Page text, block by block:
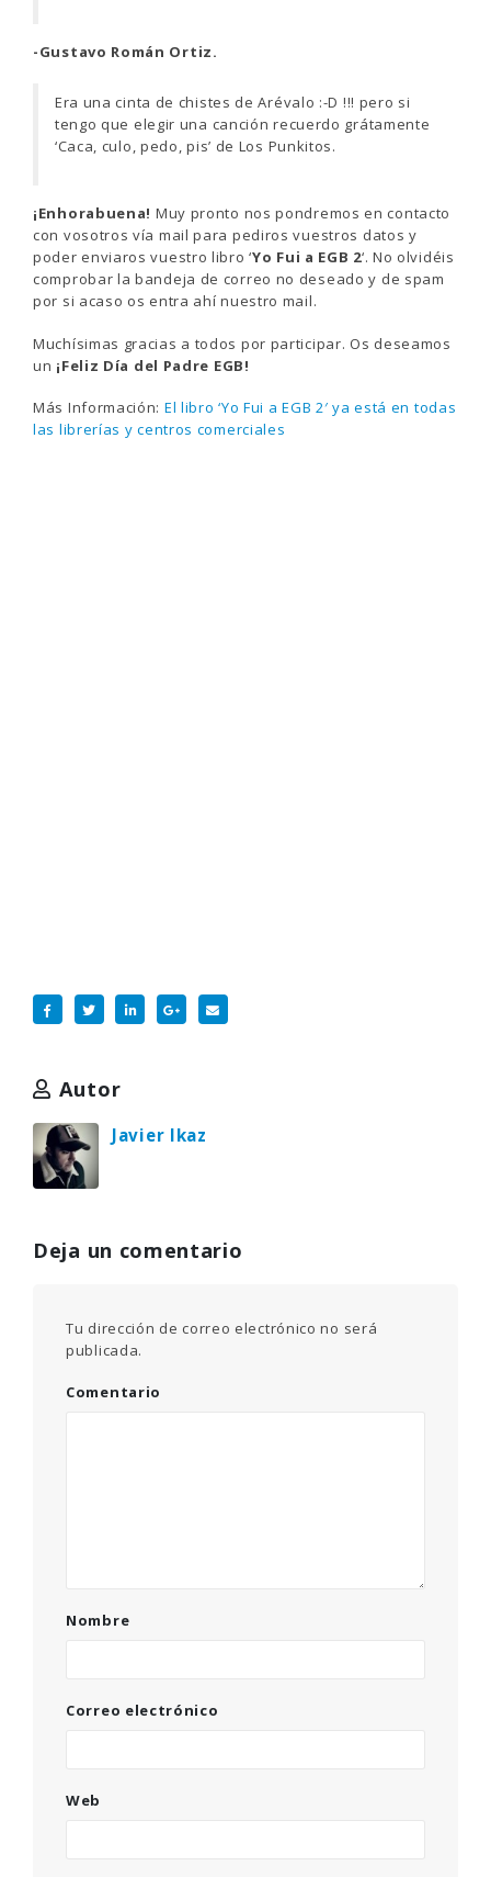
-Gustavo Román Ortiz.
Era una cinta de chistes de Arévalo :-D !!! pero si
tengo que elegir una canción recuerdo grátamente
‘Caca, culo, pedo, pis’ de Los Punkitos.
¡Enhorabuena! Muy pronto nos pondremos en contacto
con vosotros vía mail para pediros vuestros datos y
poder enviaros vuestro libro ‘Yo Fui a EGB 2‘. No olvidéis
comprobar la bandeja de correo no deseado y de spam
por si acaso os entra ahí nuestro mail.
Muchísimas gracias a todos por participar. Os deseamos
un ¡Feliz Día del Padre EGB!
Más Información: El libro ‘Yo Fui a EGB 2′ ya está en todas
las librerías y centros comerciales
Autor
Javier Ikaz
Deja un comentario
Tu dirección de correo electrónico no será
publicada.
Comentario
Nombre
Correo electrónico
Web